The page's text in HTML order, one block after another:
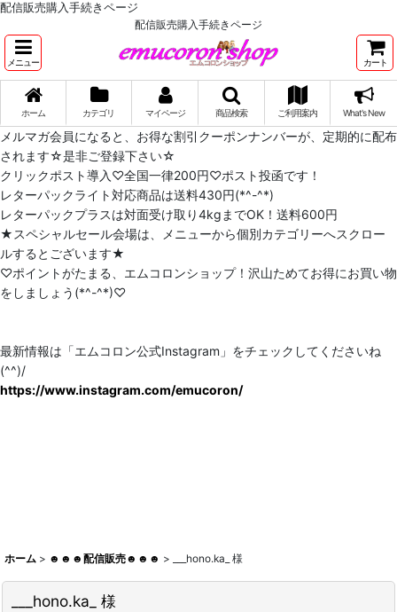
配信販売購入手続きページ
配信販売購入手続きページ
メニュー カート
ホーム カテゴリ マイページ 商品検索 ご利用案内 What's New
メルマガ会員になると、お得な割引クーポンナンバーが、定期的に配布
されます☆是非ご登録下さい☆
クリックポスト導入♡全国一律200円♡ポスト投函です！
レターパックライト対応商品は送料430円(*^-^*)
レターパックプラスは対面受け取り4kgまでOK！送料600円
★スペシャルセール会場は、メニューから個別カテゴリーへスクロー
ルするとございます★
♡ポイントがたまる、エムコロンショップ！沢山ためてお得にお買い物
をしましょう(*^-^*)♡
最新情報は「エムコロン公式Instagram」をチェックしてくださいね
(^^)/
https://www.instagram.com/emucoron/
ホーム > ☻☻☻配信販売☻☻☻ > ___hono.ka_ 様
___hono.ka_ 様